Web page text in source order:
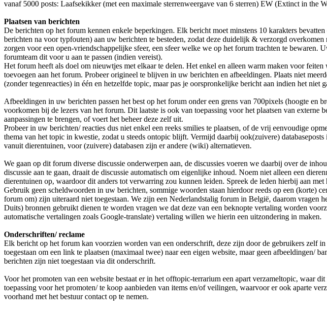
vanaf 5000 posts: Laafsekikker (met een maximale sterrenweergave van 6 sterren) EW (Extinct in the
Plaatsen van berichten
De berichten op het forum kennen enkele beperkingen. Elk bericht moet minstens 10 karakters
berichten na voor typfouten) aan uw berichten te besteden, zodat deze duidelijk & verzorgd
zorgen voor een open-vriendschappelijke sfeer, een sfeer welke we op het forum trachten te
forumteam dit voor u aan te passen (indien vereist).
Het forum heeft als doel om nieuwtjes met elkaar te delen. Het enkel en alleen warm maken voor
toevoegen aan het forum. Probeer origineel te blijven in uw berichten en afbeeldingen. Plaats niet
(zonder tegenreacties) in één en hetzelfde topic, maar pas je oorspronkelijke bericht aan indien het niet
Afbeeldingen in uw berichten passen het best op het forum onder een grens van 700pixels (hoogte
voorkomen bij de lezers van het forum. Dit laatste is ook van toepassing voor het plaatsen van
aanpassingen te brengen, of voert het beheer deze zelf uit.
Probeer in uw berichten/ reacties dus niet enkel een reeks smilies te plaatsen, of de vrij eenvoudige
thema van het topic in kwestie, zodat u steeds ontopic blijft. Vermijd daarbij ook(zuivere)
vanuit dierentuinen, voor (zuivere) databasen zijn er andere (wiki) alternatieven.
We gaan op dit forum diverse discussie onderwerpen aan, de discussies voeren we daarbij over de
discussie aan te gaan, draait de discussie automatisch om eigenlijke inhoud. Noem niet alleen een
dierentuinen op, waardoor dit anders tot verwarring zou kunnen leiden. Spreek de leden hierbij aan
Gebruik geen scheldwoorden in uw berichten, sommige woorden staan hierdoor reeds op een (korte)
forum om) zijn uiteraard niet toegestaan. We zijn een Nederlandstalig forum in België, daarom vragen
Duits) bronnen gebruikt dienen te worden vragen we dat deze van een beknopte vertaling worden
automatische vertalingen zoals Google-translate) vertaling willen we hierin een uitzondering in maken.
Onderschriften/ reclame
Elk bericht op het forum kan voorzien worden van een onderschrift, deze zijn door de gebruikers zelf
toegestaan om een link te plaatsen (maximaal twee) naar een eigen website, maar geen afbeeldingen/
berichten zijn niet toegestaan via dit onderschrift.
Voor het promoten van een website bestaat er in het offtopic-terrarium een apart verzameltopic,
toepassing voor het promoten/ te koop aanbieden van items en/of veilingen, waarvoor er ook aparte
voorhand met het bestuur contact op te nemen.